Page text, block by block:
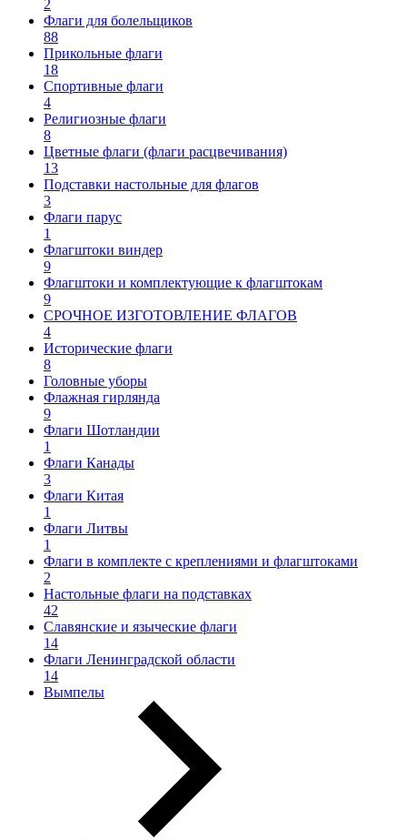
2
Флаги для болельщиков
88
Прикольные флаги
18
Спортивные флаги
4
Религиозные флаги
8
Цветные флаги (флаги расцвечивания)
13
Подставки настольные для флагов
3
Флаги парус
1
Флагштоки виндер
9
Флагштоки и комплектующие к флагштокам
9
СРОЧНОЕ ИЗГОТОВЛЕНИЕ ФЛАГОВ
4
Исторические флаги
8
Головные уборы
Флажная гирлянда
9
Флаги Шотландии
1
Флаги Канады
3
Флаги Китая
1
Флаги Литвы
1
Флаги в комплекте с креплениями и флагштоками
2
Настольные флаги на подставках
42
Славянские и языческие флаги
14
Флаги Ленинградской области
14
Вымпелы